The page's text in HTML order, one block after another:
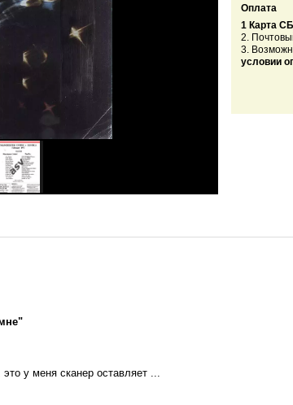
Оплата
1 Карта
2.
3.
условии
у меня сканер оставляет ...